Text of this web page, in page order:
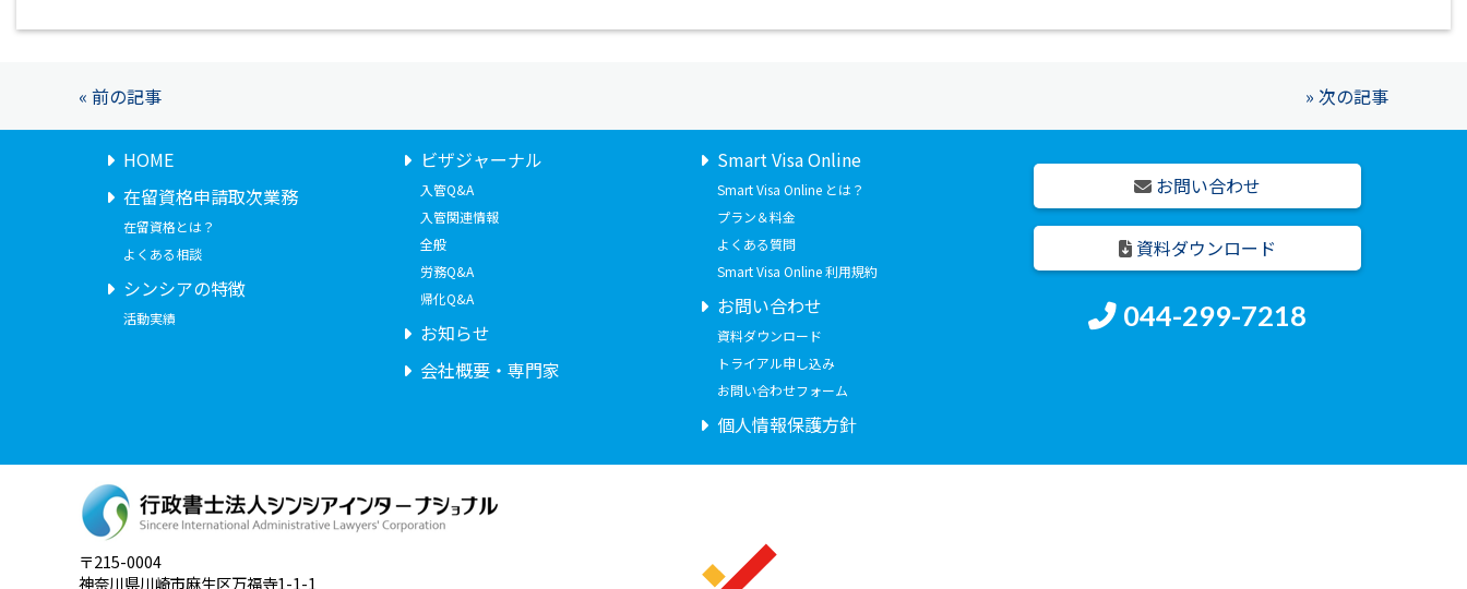
« 前の記事 » 次の記事
HOME
在留資格申請取次業務
在留資格とは？
よくある相談
シンシアの特徴
活動実績
ビザジャーナル
入管Q&A
入管関連情報
全般
労務Q&A
帰化Q&A
お知らせ
会社概要・専門家
Smart Visa Online
Smart Visa Online とは？
プラン＆料金
よくある質問
Smart Visa Online 利用規約
お問い合わせ
資料ダウンロード
トライアル申し込み
お問い合わせフォーム
個人情報保護方針
お問い合わせ
資料ダウンロード
044-299-7218
〒215-0004
神奈川県川崎市麻生区万福寺1-1-1